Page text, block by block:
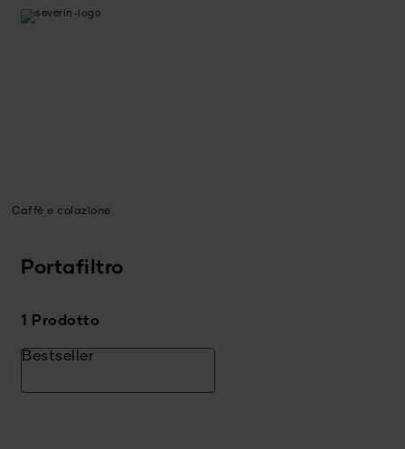
Caffè e colazione
Portafiltro
1 Prodotto
Bestseller